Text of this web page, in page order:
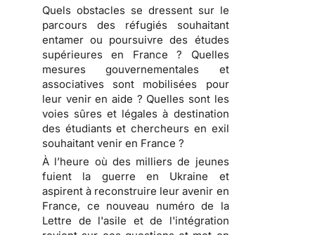
Quels obstacles se dressent sur le
parcours des réfugiés souhaitant
entamer ou poursuivre des études
supérieures en France ? Quelles
mesures gouvernementales et
associatives sont mobilisées pour
leur venir en aide ? Quelles sont les
voies sûres et légales à destination
des étudiants et chercheurs en exil
souhaitant venir en France ?
À l’heure où des milliers de jeunes
fuient la guerre en Ukraine et
aspirent à reconstruire leur avenir en
France, ce nouveau numéro de la
Lettre de l'asile et de l'intégration